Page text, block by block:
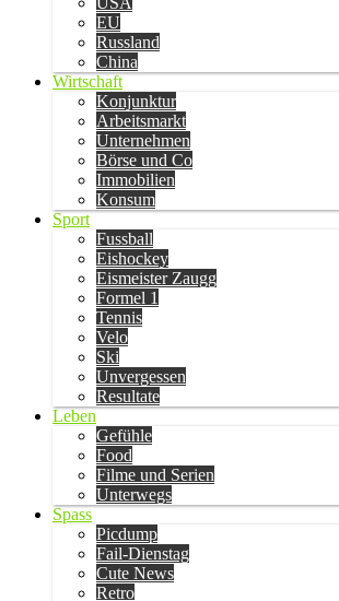
EU
Russland
China
Wirtschaft
Konjunktur
Arbeitsmarkt
Unternehmen
Börse und Co
Immobilien
Konsum
Sport
Fussball
Eishockey
Eismeister Zaugg
Formel 1
Tennis
Velo
Ski
Unvergessen
Resultate
Leben
Gefühle
Food
Filme und Serien
Unterwegs
Spass
Picdump
Fail-Dienstag
Cute News
Retro